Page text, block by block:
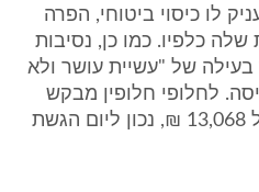
לו כיסוי ביטוחי, הפרה
כלפיו. כמו כן, נסיבות
של "עשיית עושר ולא
לחלופי חלופין מבקש
התובע, פיצויי קיום בסך של 13,068 ₪, נכון ליום הגשת